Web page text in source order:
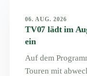
06. AUG. 2026
TV07 lädt im
ein
Auf dem
Touren mit